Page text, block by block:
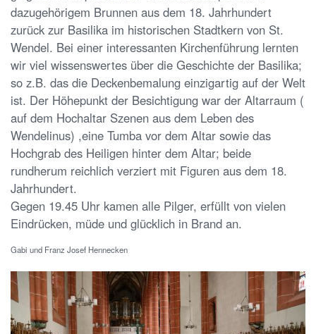
dazugehörigem Brunnen aus dem 18. Jahrhundert
zurück zur Basilika im historischen Stadtkern von St.
Wendel. Bei einer interessanten Kirchenführung lernten
wir viel wissenswertes über die Geschichte der Basilika;
so z.B. das die Deckenbemalung einzigartig auf der Welt
ist. Der Höhepunkt der Besichtigung war der Altarraum (
auf dem Hochaltar Szenen aus dem Leben des
Wendelinus) ,eine Tumba vor dem Altar sowie das
Hochgrab des Heiligen hinter dem Altar; beide
rundherum reichlich verziert mit Figuren aus dem 18.
Jahrhundert.
Gegen 19.45 Uhr kamen alle Pilger, erfüllt von vielen
Eindrücken, müde und glücklich in Brand an.
Gabi und Franz Josef Hennecken